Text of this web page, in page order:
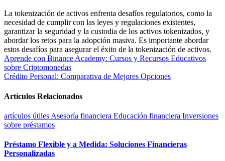
La tokenización de activos enfrenta desafíos regulatorios, como la
necesidad de cumplir con las leyes y regulaciones existentes,
garantizar la seguridad y la custodia de los activos tokenizados, y
abordar los retos para la adopción masiva. Es importante abordar
estos desafíos para asegurar el éxito de la tokenización de activos.
Navegación
de
Aprende con Binance Academy: Cursos y Recursos Educativos
sobre Criptomonedas
Crédito Personal: Comparativa de Mejores Opciones
Artículos Relacionados
artículos útiles Asesoría financiera Educación financiera Inversiones
sobre préstamos
Préstamo Flexible y a Medida: Soluciones Financieras
Personalizadas